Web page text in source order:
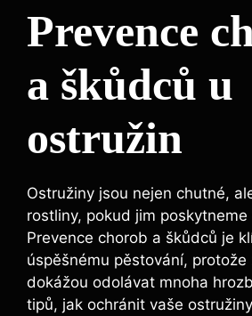
Prevence
a škůdců u
ostružin
Ostružiny jsou nejen chutné,
rostliny, pokud jim
Prevence chorob a škůdců je
úspěšnému pěstování,
dokážou odolávat mnoha
tipů, jak ochránit vaše